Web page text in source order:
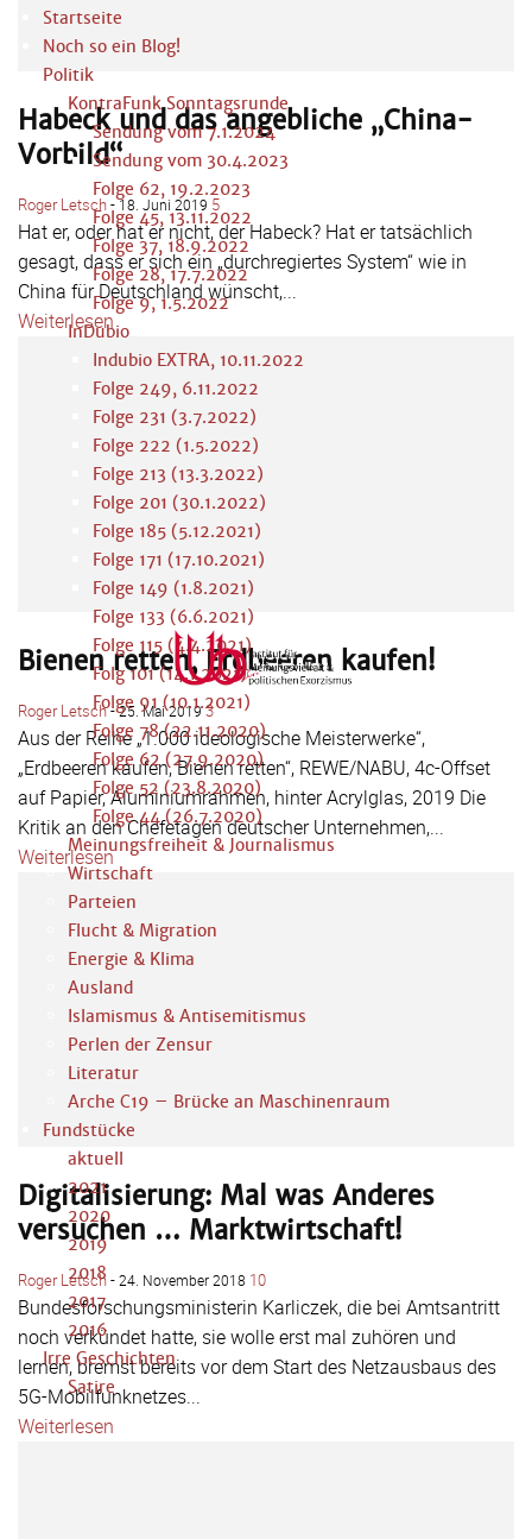
Startseite
Noch so ein Blog!
Politik
KontraFunk Sonntagsrunde
Sendung vom 7.1.2024
Sendung vom 30.4.2023
Folge 62, 19.2.2023
Folge 45, 13.11.2022
Folge 37, 18.9.2022
Folge 28, 17.7.2022
Folge 9, 1.5.2022
InDubio
Indubio EXTRA, 10.11.2022
Folge 249, 6.11.2022
Folge 231 (3.7.2022)
Folge 222 (1.5.2022)
Folge 213 (13.3.2022)
Folge 201 (30.1.2022)
Folge 185 (5.12.2021)
Folge 171 (17.10.2021)
Folge 149 (1.8.2021)
Folge 133 (6.6.2021)
Folge 115 (4.4.2021)
Folg 101 (14.1.2021)
Folge 91 (10.1.2021)
Folge 78 (22.11.2020)
Folge 62 (27.9.2020)
Folge 52 (23.8.2020)
Folge 44 (26.7.2020)
Meinungsfreiheit & Journalismus
Wirtschaft
Parteien
Flucht & Migration
Energie & Klima
Ausland
Islamismus & Antisemitismus
Perlen der Zensur
Literatur
Arche C19 – Brücke an Maschinenraum
Fundstücke
aktuell
2021
2020
2019
2018
2017
2016
Irre Geschichten
Satire
Habeck und das angebliche „China-
Vorbild“
Roger Letsch-18. Juni 2019 5
Hat er, oder hat er nicht, der Habeck? Hat er tatsächlich
gesagt, dass er sich ein „durchregiertes System“ wie in
China für Deutschland wünscht,...
Weiterlesen
Bienen retten, Erdbeeren kaufen!
Roger Letsch-25. Mai 20193
Aus der Reihe „1.000 ideologische Meisterwerke“,
„Erdbeeren kaufen, Bienen retten“, REWE/NABU, 4c-Offset
auf Papier, Aluminiumrahmen, hinter Acrylglas, 2019 Die
Kritik an den Chefetagen deutscher Unternehmen,...
Weiterlesen
Digitalisierung: Mal was Anderes
versuchen … Marktwirtschaft!
Roger Letsch-24. November 2018 10
Bundesforschungsministerin Karliczek, die bei Amtsantritt
noch verkündet hatte, sie wolle erst mal zuhören und
lernen, bremst bereits vor dem Start des Netzausbaus des
5G-Mobilfunknetzes...
Weiterlesen